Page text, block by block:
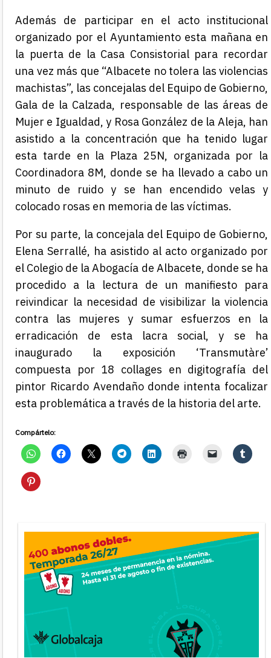
Además de participar en el acto institucional
organizado por el Ayuntamiento esta mañana en
la puerta de la Casa Consistorial para recordar
una vez más que “Albacete no tolera las violencias
machistas”, las concejalas del Equipo de Gobierno,
Gala de la Calzada, responsable de las áreas de
Mujer e Igualdad, y Rosa González de la Aleja, han
asistido a la concentración que ha tenido lugar
esta tarde en la Plaza 25N, organizada por la
Coordinadora 8M, donde se ha llevado a cabo un
minuto de ruido y se han encendido velas y
colocado rosas en memoria de las víctimas.
Por su parte, la concejala del Equipo de Gobierno,
Elena Serrallé, ha asistido al acto organizado por
el Colegio de la Abogacía de Albacete, donde se ha
procedido a la lectura de un manifiesto para
reivindicar la necesidad de visibilizar la violencia
contra las mujeres y sumar esfuerzos en la
erradicación de esta lacra social, y se ha
inaugurado la exposición ‘Transmutàre’
compuesta por 18 collages en digitografía del
pintor Ricardo Avendaño donde intenta focalizar
esta problemática a través de la historia del arte.
Compártelo: